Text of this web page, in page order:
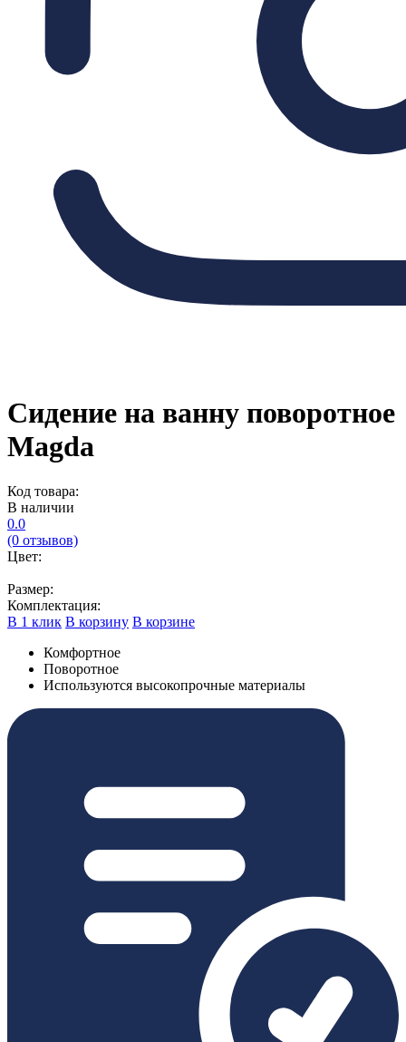
Сидение на ванну поворотное
Magda
Код товара:
В наличии
0.0
(0 отзывов)
Цвет:
Размер:
Комплектация:
В 1 клик В корзину В корзине
Комфортное
Поворотное
Используются высокопрочные материалы